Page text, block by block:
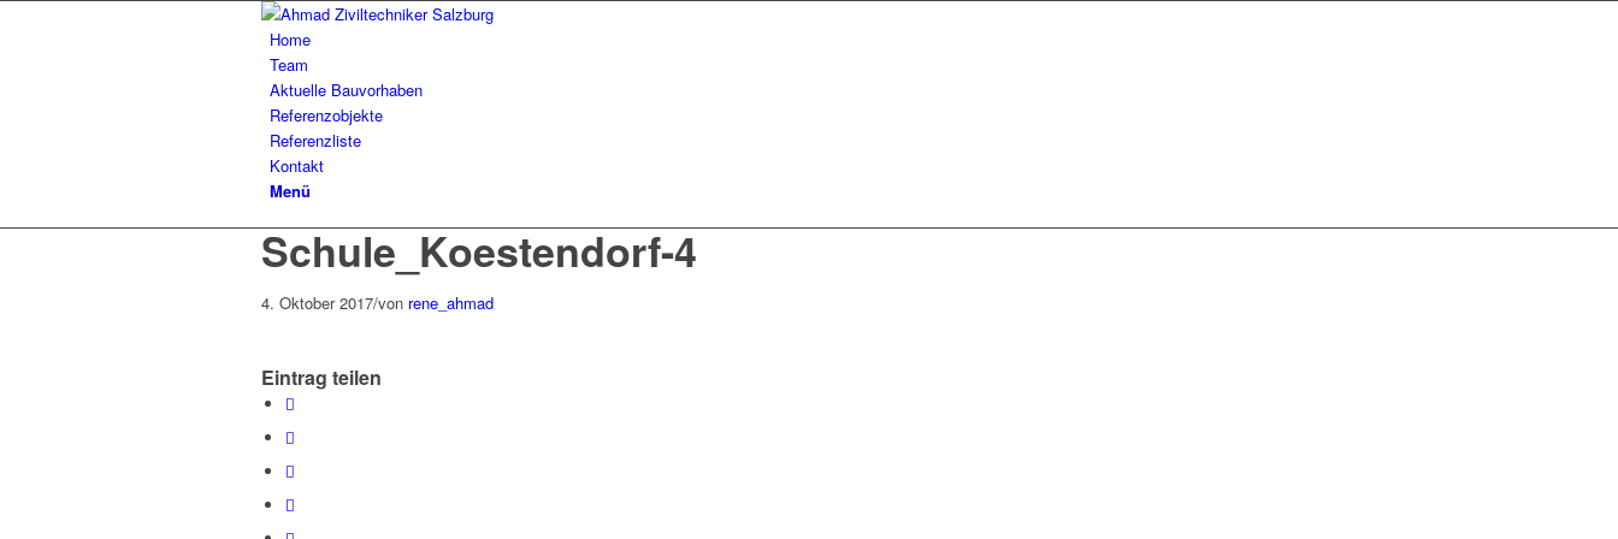
Home
Team
Aktuelle Bauvorhaben
Referenzobjekte
Referenzliste
Kontakt
Menü
Schule_Koestendorf-4
4. Oktober 2017/von rene_ahmad
Eintrag teilen